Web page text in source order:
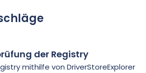
der Registry
mithilfe von DriverStoreExplorer